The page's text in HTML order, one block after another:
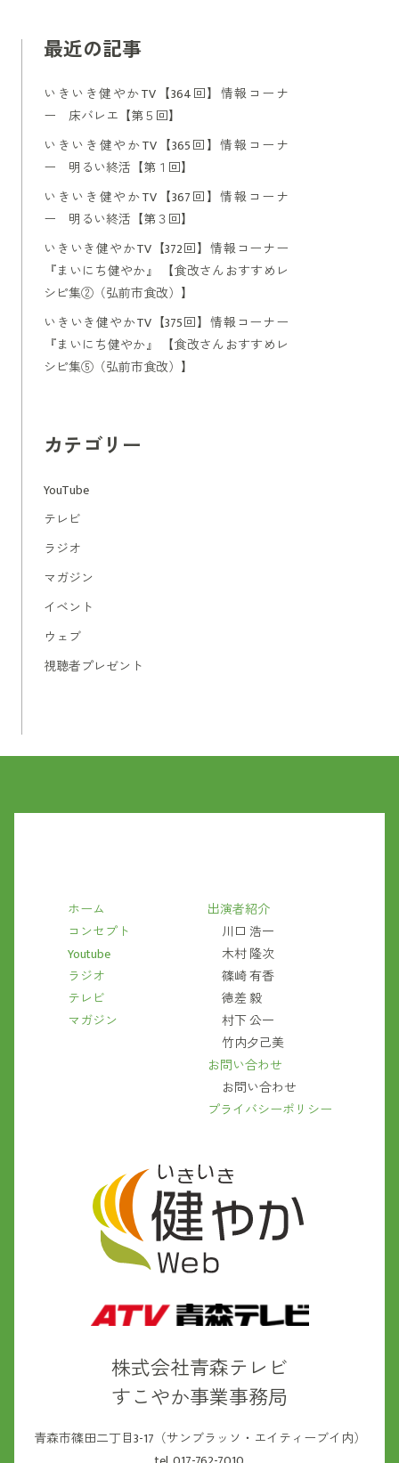
最近の記事
いきいき健やかTV【364回】情報コーナ
ー 床バレエ【第５回】
いきいき健やかTV【365回】情報コーナ
ー 明るい終活【第１回】
いきいき健やかTV【367回】情報コーナ
ー 明るい終活【第３回】
いきいき健やかTV【372回】情報コーナー
『まいにち健やか』 【食改さんおすすめレ
シピ集②（弘前市食改）】
いきいき健やかTV【375回】情報コーナー
『まいにち健やか』 【食改さんおすすめレ
シピ集⑤（弘前市食改）】
カテゴリー
YouTube
テレビ
ラジオ
マガジン
イベント
ウェブ
視聴者プレゼント
株式会社青森テレビ
すこやか事業事務局
青森市篠田二丁目3-17（サンブラッソ・エイティーブイ内）
ホーム
コンセプト
Youtube
ラジオ
テレビ
マガジン
出演者紹介
川口 浩一
木村 隆次
篠崎 有香
徳差 毅
村下 公一
竹内夕己美
お問い合わせ
お問い合わせ
プライバシーポリシー